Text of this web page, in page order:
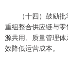
（十四）鼓励批
重组整合供应链与
源共用、质量管理
效降低运营成本。